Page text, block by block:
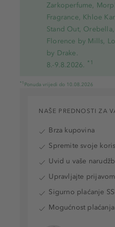
Zarkoperfume,
Fragrance, Khloe
Stand Out,
Florence by Mills,
by Drake.
8.-9.8.2026. *1
*1 Ponuda vrijedi do 10.08.2026
NAŠE PREDNOSTI ZA
Brza kupovina
Spremite svoje
Uvid u vaše
Upravljajte
Sigurno plaćanje
Mogućnost